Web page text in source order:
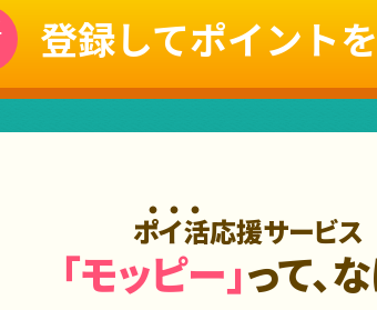
登録してポイント
ポイ活応援サービス
「モッピー」って、